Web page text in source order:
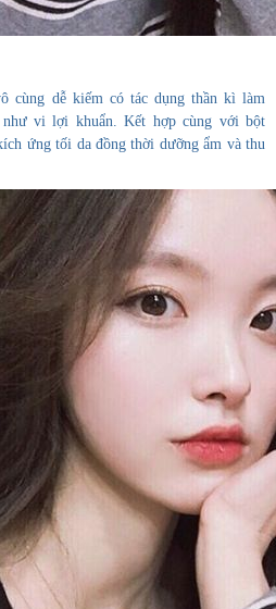
cùng dễ kiếm có tác dụng thần kì làm
vi lợi khuẩn. Kết hợp cùng với bột
ứng tối da đồng thời dưỡng ẩm và thu